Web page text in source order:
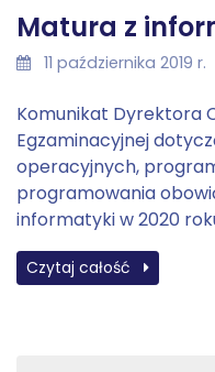
Matura z
11 października 2019 r.
Komunikat Dyrektora
Egzaminacyjnej
operacyjnych,
programowania
informatyki w 2020
Czytaj całość